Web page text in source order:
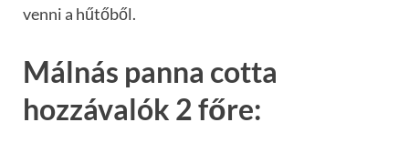
venni a hűtőből.
Málnás panna cotta
hozzávalók 2 főre: